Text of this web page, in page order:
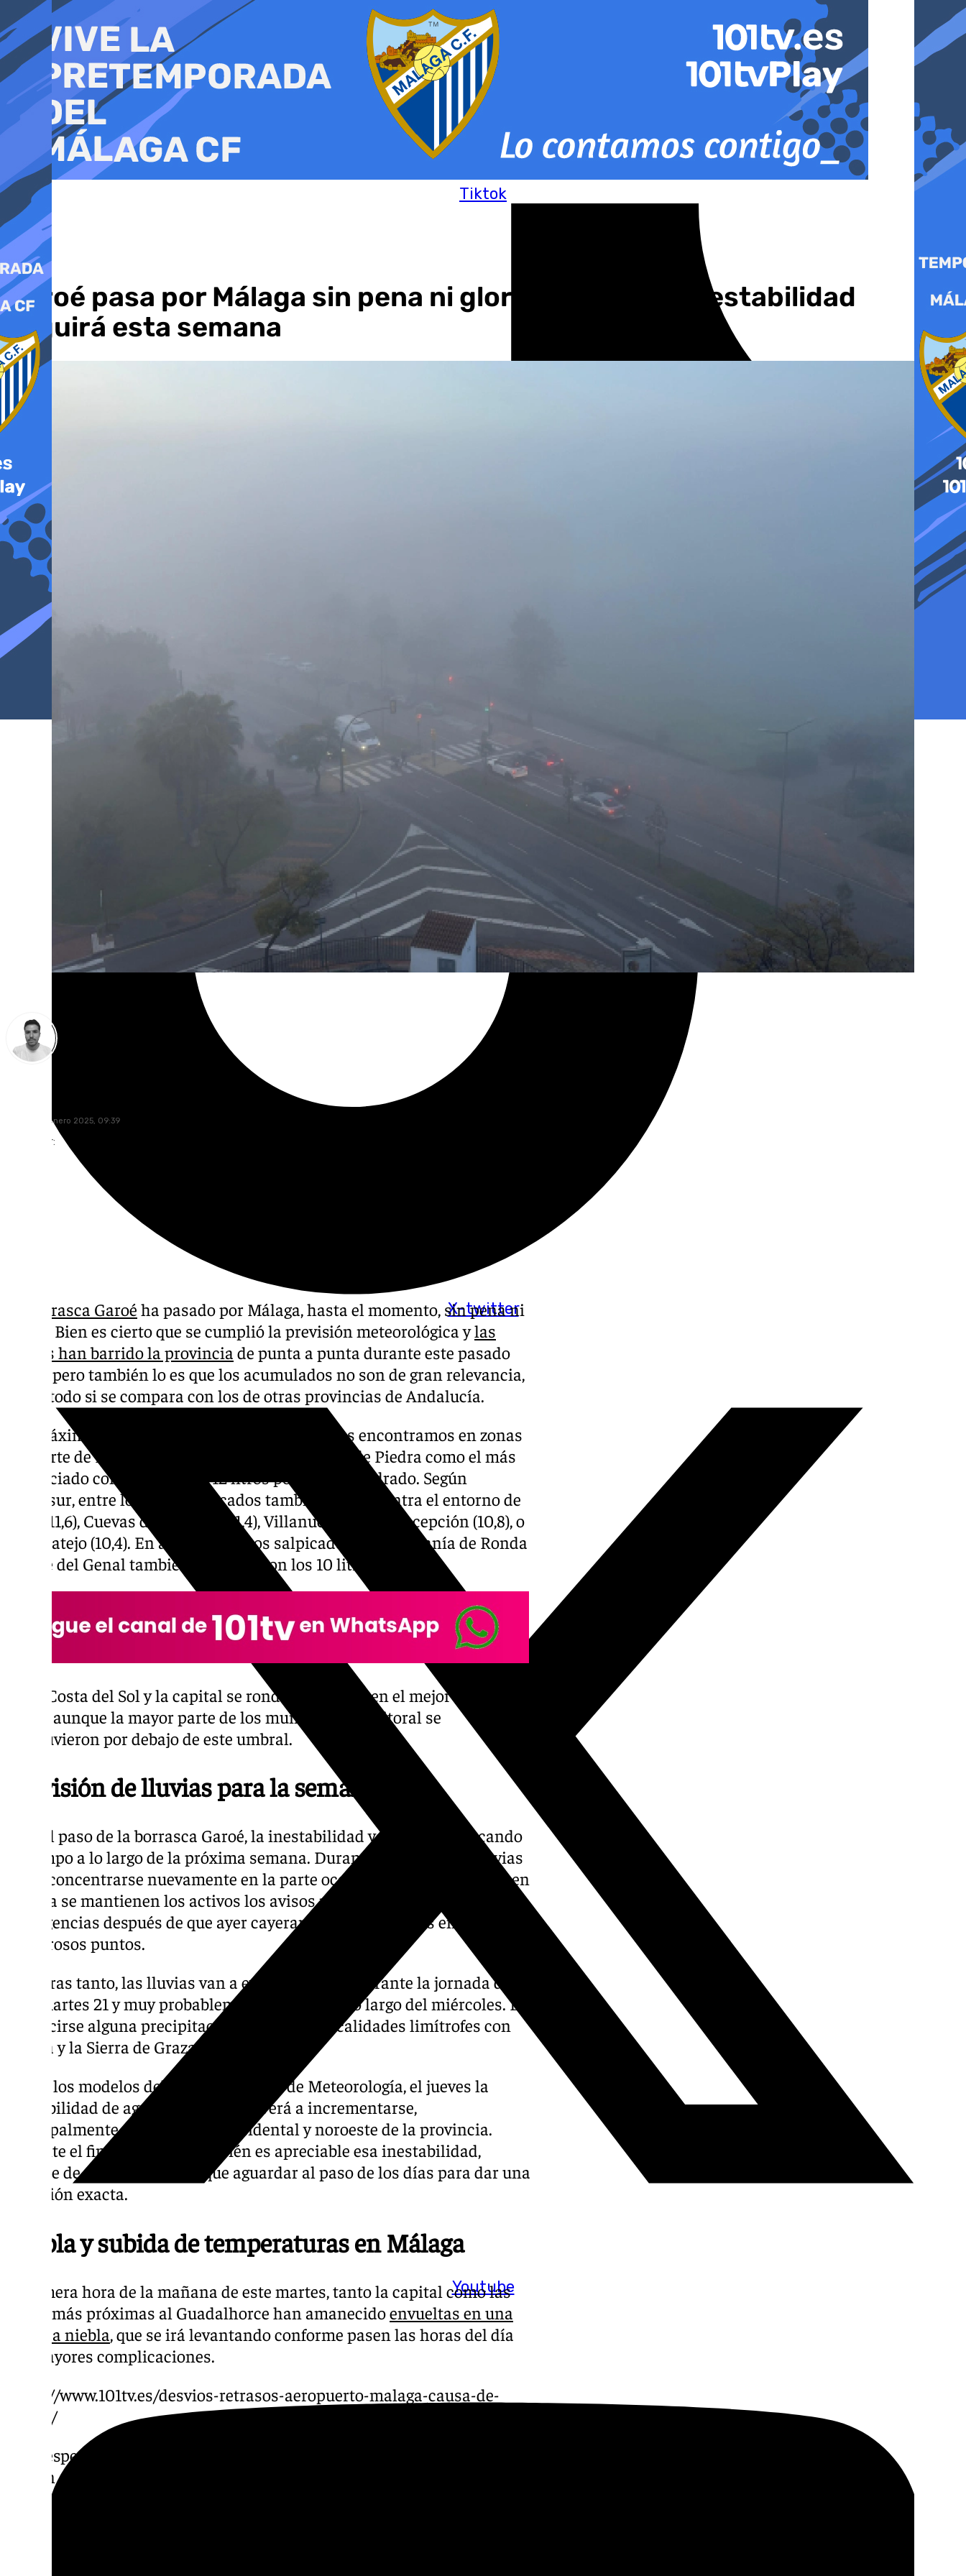
al
contenido
Tiktok
X-twitter
Youtube
Garoé pasa por Málaga sin pena ni gloria, aunque la inestabilidad
seguirá esta semana
martes, 21 enero 2025, 09:39
Compartir:
borrasca Garoé ha pasado por Málaga, hasta el momento, sin pena ni
gloria. Bien es cierto que se cumplió la previsión meteorológica ylas
lluvias han barrido la provincia de punta a punta durante este pasado
lunes, pero también lo es que los acumulados no son de gran relevancia,
sobre todo si se compara con los de otras provincias de Andalucía.
Los máximos registros durante el día de ayer los encontramos en zonas
del norte de Málaga, con el municipio de Fuente de Piedra como el más
beneficiado con algo más de 12 litros por metro cuadrado. Según
Hidrosur, entre los más destacados también se encuentra el entorno de
Teba (11,6), Cuevas del Becerro (11,4), Villanueva de la Concepción (10,8), o
Alfarnatejo (10,4). En algunos puntos salpicados de la Serranía de Ronda
y Valle del Genal también se superaron los 10 litros.
En la Costa del Sol y la capital se rondó los 7 litros en el mejor de los
casos, aunque la mayor parte de los municipios del litoral se
mantuvieron por debajo de este umbral.
Previsión de lluvias para la semana
Tras el paso de la borrasca Garoé, la inestabilidad va a seguir marcando
el tiempo a lo largo de la próxima semana. Durante el martes las lluvias
van a concentrarse nuevamente en la parte occidental de Andalucía y en
Huelva se mantienen los activos los avisos naranja y el Plan de
Emergencias después de que ayer cayeran más de 120 litros en
numerosos puntos.
Mientras tanto, las lluvias van a evitar a Málaga durante la jornada de
este martes 21 y muy probablemente también a lo largo del miércoles. De
producirse alguna precipitación será en las localidades limítrofes con
Sevilla y la Sierra de Grazalema.
Según los modelos del Centro Europeo de Meteorología, el jueves la
probabilidad de agua en Málaga volverá a incrementarse,
principalmente en el extremo occidental y noroeste de la provincia.
Durante el fin de semana también es apreciable esa inestabilidad,
aunque de momento habrá que aguardar al paso de los días para dar una
previsión exacta.
Niebla y subida de temperaturas en Málaga
A primera hora de la mañana de este martes, tanto la capital como las
zonas más próximas al Guadalhorce han amanecidoenvueltas en una
intensa niebla, que se irá levantando conforme pasen las horas del día
sin mayores complicaciones.
https://www.101tv.es/desvios-retrasos-aeropuerto-malaga-causa-de-
niebla/
Con respecto a las temperaturas, el efecto de las lluvias van a notarse
con un ascenso de las máximas en Málaga, que este martes se situarán
en 19º grados en la capital y alcanzarán los 21º en las localidades de